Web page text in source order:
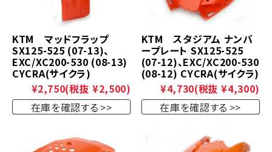
KTM マッドフラップ
SX125-525 (07-13)、
EXC/XC200-530 (08-13)
CYCRA(サイクラ)
¥2,750(税抜 ¥2,500)
在庫を確認する
KTM スタジアム ナンバ
ープレート SX125-525
(07-12)、EXC/XC200-530
(08-12) CYCRA(サイクラ)
¥4,730(税抜 ¥4,300)
在庫を確認する